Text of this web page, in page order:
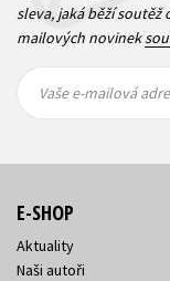
sleva, jaká běží soutěž
mailových novinek
mailová
mailová
Vaše e-mailová
E-SHOP
Aktuality
Naši autoři